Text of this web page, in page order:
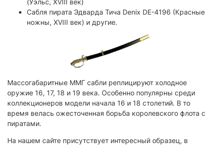
Сабля пирата Эдварда Тича Denix DE-4196 (Красные
ножны, XVIII век) и другие.
Массогабаритные ММГ сабли реплицируют холодное
оружие 16, 17, 18 и 19 века. Особенно популярны среди
коллекционеров модели начала 16 и 18 столетий. В то
время велась ожесточенная борьба королевского флота с
пиратами.
На нашем сайте присутствует интересный образец, в